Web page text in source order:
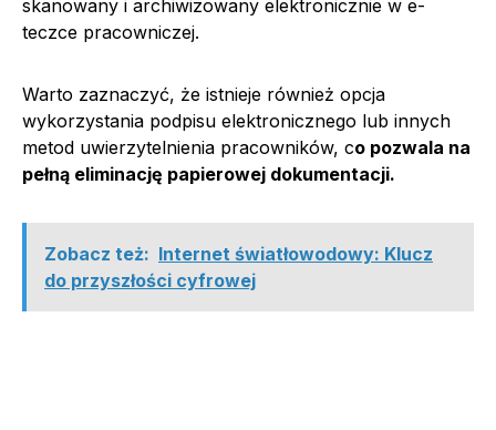
skanowany i archiwizowany elektronicznie w e-
teczce pracowniczej.
Warto zaznaczyć, że istnieje również opcja
wykorzystania podpisu elektronicznego lub innych
metod uwierzytelnienia pracowników, co pozwala na
pełną eliminację papierowej dokumentacji.
Zobacz też: Internet światłowodowy: Klucz
do przyszłości cyfrowej